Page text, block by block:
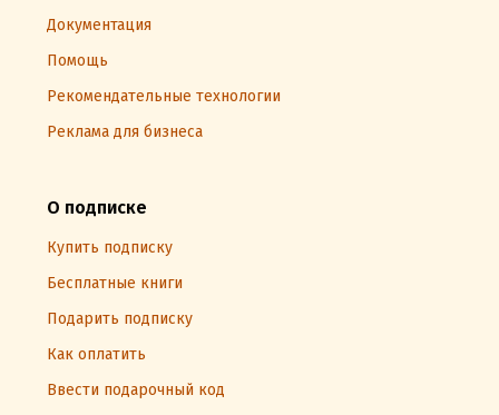
Документация
Помощь
Рекомендательные технологии
Реклама для бизнеса
О подписке
Купить подписку
Бесплатные книги
Подарить подписку
Как оплатить
Ввести подарочный код